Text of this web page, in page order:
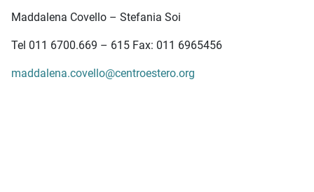
Maddalena Covello – Stefania Soi
Tel 011 6700.669 – 615 Fax: 011 6965456
maddalena.covello@centroestero.org